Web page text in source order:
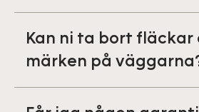
Kan ni ta bort fläckar
märken på